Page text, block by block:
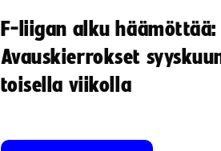
F-liigan alku häämöttää:
Avauskierrokset
toisella viikolla